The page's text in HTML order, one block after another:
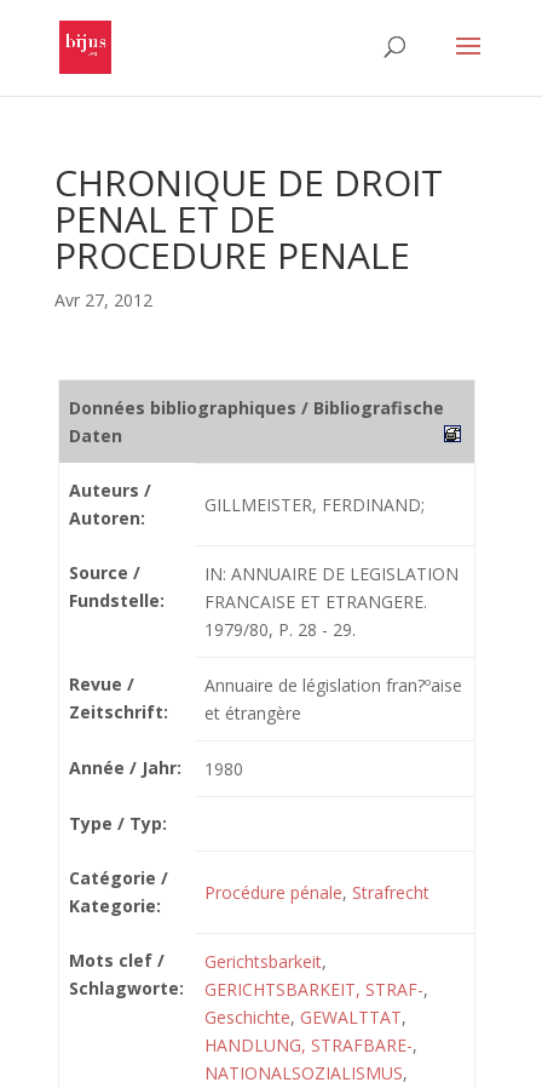
CHRONIQUE DE DROIT
PENAL ET DE
PROCEDURE PENALE
Avr 27, 2012
Données bibliographiques / Bibliografische
Daten
Auteurs /
Autoren:
GILLMEISTER, FERDINAND;
Source /
Fundstelle:
IN: ANNUAIRE DE LEGISLATION
FRANCAISE ET ETRANGERE.
1979/80, P. 28 - 29.
Revue /
Zeitschrift:
Annuaire de législation fran?ºaise
et étrangère
Année / Jahr: 1980
Type / Typ:
Catégorie /
Kategorie:
Procédure pénale, Strafrecht
Mots clef /
Schlagworte:
Gerichtsbarkeit,
GERICHTSBARKEIT, STRAF-,
Geschichte, GEWALTTAT,
HANDLUNG, STRAFBARE-,
NATIONALSOZIALISMUS,